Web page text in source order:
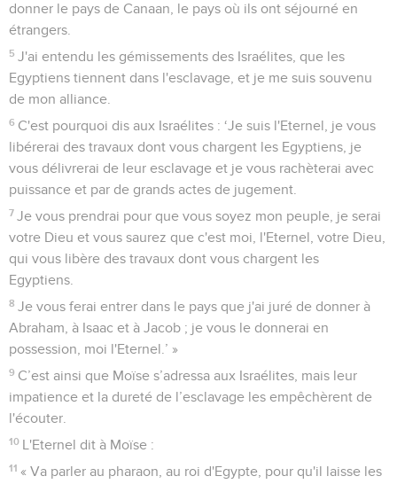
donner le pays de Canaan, le pays où ils ont séjourné en
étrangers.
5 J'ai entendu les gémissements des Israélites, que les
Egyptiens tiennent dans l'esclavage, et je me suis souvenu
de mon alliance.
6 C'est pourquoi dis aux Israélites : ‘Je suis l'Eternel, je vous
libérerai des travaux dont vous chargent les Egyptiens, je
vous délivrerai de leur esclavage et je vous rachèterai avec
puissance et par de grands actes de jugement.
7 Je vous prendrai pour que vous soyez mon peuple, je serai
votre Dieu et vous saurez que c'est moi, l'Eternel, votre Dieu,
qui vous libère des travaux dont vous chargent les
Egyptiens.
8 Je vous ferai entrer dans le pays que j'ai juré de donner à
Abraham, à Isaac et à Jacob ; je vous le donnerai en
possession, moi l'Eternel.’ »
9 C’est ainsi que Moïse s’adressa aux Israélites, mais leur
impatience et la dureté de l’esclavage les empêchèrent de
l'écouter.
10 L'Eternel dit à Moïse :
11 « Va parler au pharaon, au roi d'Egypte, pour qu'il laisse les